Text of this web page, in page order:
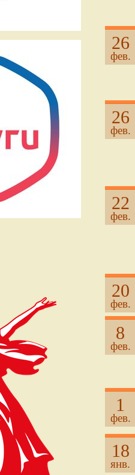
26
фев.
26
фев.
22
фев.
20
фев.
8
фев.
1
фев.
18
янв.